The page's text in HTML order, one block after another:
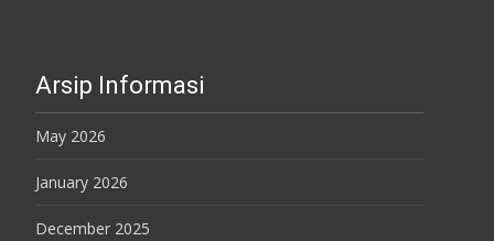
Arsip Informasi
May 2026
January 2026
December 2025